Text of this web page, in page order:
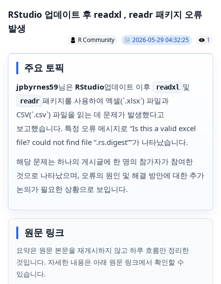
RStudio 업데이트 후 readxl , readr 패키지 오류
발생
R Community 2026-05-29 04:32:25 1
주요 토픽
jpbyrnes59님은 RStudio업데이트 이후 readxl 및
readr 패키지를 사용하여 엑셀(`.xlsx`) 파일과
CSV(`.csv`) 파일을 읽는 데 문제가 발생했다고
보고했습니다. 특정 오류 메시지로 “Is this a valid excel
file? could not find file “.rs.digest””가 나타났습니다.
해당 문제는 하나의 게시글에 한 명의 참가자가 참여한
것으로 나타났으며, 오류의 원인 및 해결 방안에 대한 추가
논의가 필요한 상황으로 보입니다.
원문 링크
요약은 원문 본문을 재게시하지 않고 하루 흐름만 정리한
것입니다. 자세한 내용은 아래 원문 링크에서 확인할 수
있습니다.